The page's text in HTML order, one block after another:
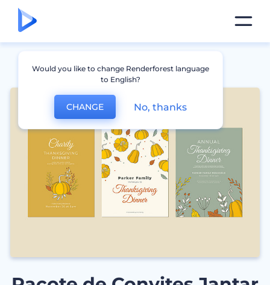
Would you like to change Renderforest language
to English?
CHANGE No, thanks